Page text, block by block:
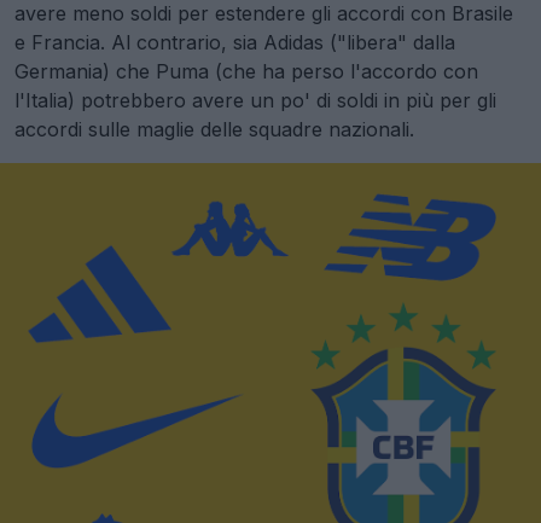
avere meno soldi per estendere gli accordi con Brasile
e Francia. Al contrario, sia Adidas ("libera" dalla
Germania) che Puma (che ha perso l'accordo con
l'Italia) potrebbero avere un po' di soldi in più per gli
accordi sulle maglie delle squadre nazionali.